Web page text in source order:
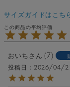
サイズガイドはこち
おいち 7
投稿日
2026/04/